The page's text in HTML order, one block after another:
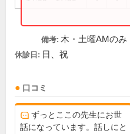
備考: 木・土曜AMのみ
休診日: 日、祝
口コミ
ずっとここの先生にお世
話になっています。話しにと